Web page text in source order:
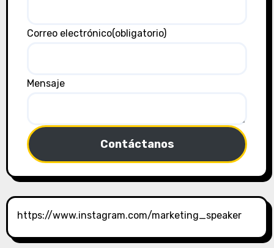
Correo electrónico(obligatorio)
Mensaje
Contáctanos
https://www.instagram.com/marketing_speaker